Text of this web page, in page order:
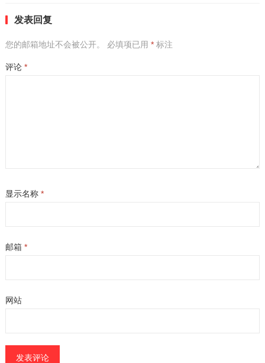
发表回复
您的邮箱地址不会被公开。 必填项已用 *标注
评论 *
显示名称 *
邮箱 *
网站